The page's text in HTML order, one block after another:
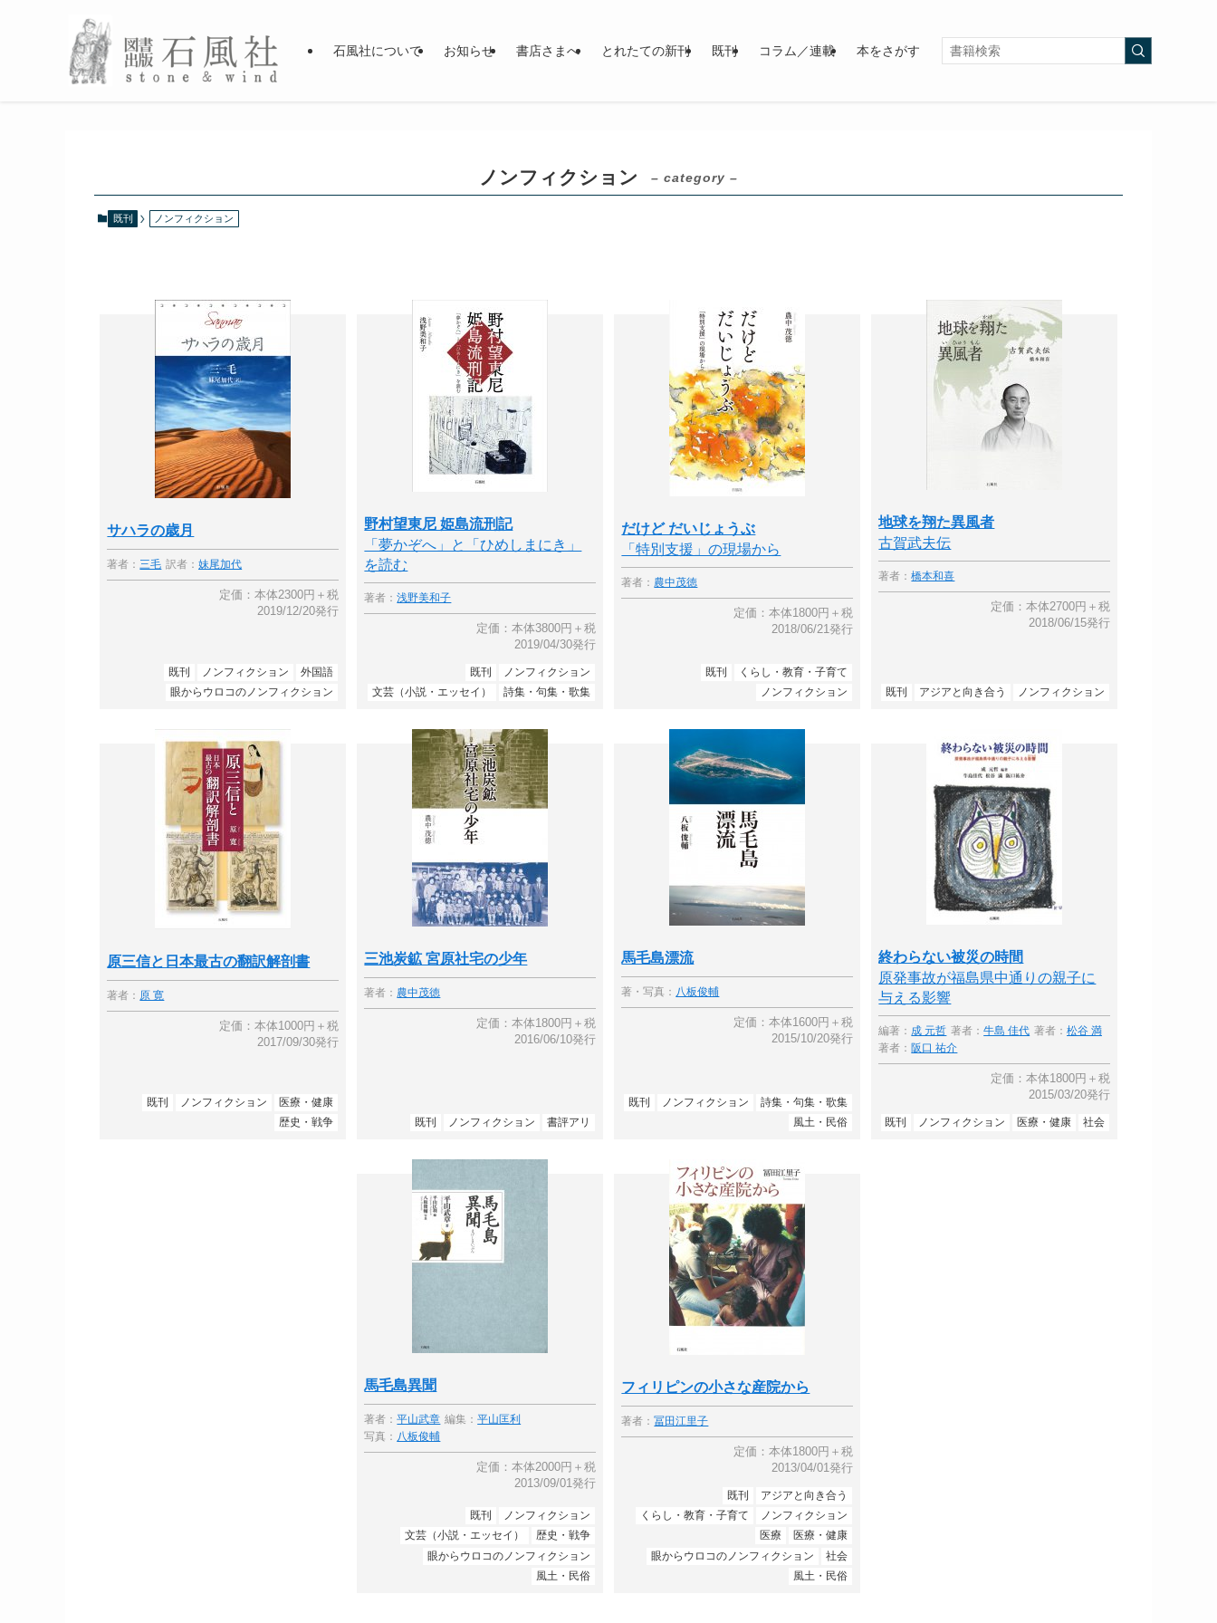
石風社について お知らせ 書店さまへ とれたての新刊 既刊 コラム／連載 本をさがす
ノンフィクション – category –
既刊 ノンフィクション
サハラの歳月
著者： 三毛 訳者：妹尾加代
定価：本体2300円＋税
2019/12/20発行
既刊 ノンフィクション
外国語
眼からウロコのノンフィクション
野村望東尼 姫島流刑記
「夢かぞへ」と「ひめしまにき」
を読む
著者：浅野美和子
定価：本体3800円＋税
2019/04/30発行
既刊
ノンフィクション
文芸（小説・エッセイ）
詩集・句集・歌集
だけど だいじょうぶ
「特別支援」の現場から
著者： 農中茂徳
定価：本体1800円＋税
2018/06/21発行
既刊
くらし・教育・子育て
ノンフィクション
地球を翔た異風者
古賀武夫伝
著者：橋本和喜
定価：本体2700円＋税
2018/06/15発行
既刊 アジアと向き合う ノンフィクション
原三信と日本最古の翻訳解剖書
著者： 原 寛
定価：本体1000円＋税
2017/09/30発行
既刊 ノンフィクション
医療・健康
歴史・戦争
三池炭鉱 宮原社宅の少年
著者： 農中茂徳
定価：本体1800円＋税
2016/06/10発行
既刊 ノンフィクション 書評アリ
馬毛島漂流
著・写真： 八板俊輔
定価：本体1600円＋税
2015/10/20発行
既刊 ノンフィクション
詩集・句集・歌集
風土・民俗
終わらない被災の時間
原発事故が福島県中通りの親子に
与える影響
編著： 成 元哲 著者：牛島 佳代 著者： 松谷 満
著者：阪口 祐介
定価：本体1800円＋税
2015/03/20発行
既刊 ノンフィクション 医療・健康 社会
馬毛島異聞
著者：平山武章 編集：平山匡利
写真： 八板俊輔
定価：本体2000円＋税
2013/09/01発行
既刊
ノンフィクション
文芸（小説・エッセイ）
歴史・戦争
眼からウロコのノンフィクション
風土・民俗
フィリピンの小さな産院から
著者：冨田江里子
定価：本体1800円＋税
2013/04/01発行
既刊
アジアと向き合う
くらし・教育・子育て
ノンフィクション
医療
医療・健康
眼からウロコのノンフィクション
社会
風土・民俗